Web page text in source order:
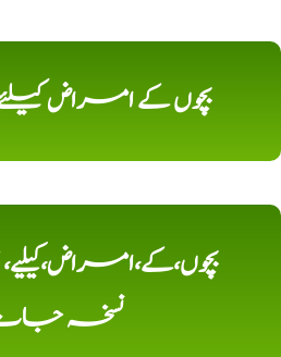
بچوں کے امراض
نسخہ